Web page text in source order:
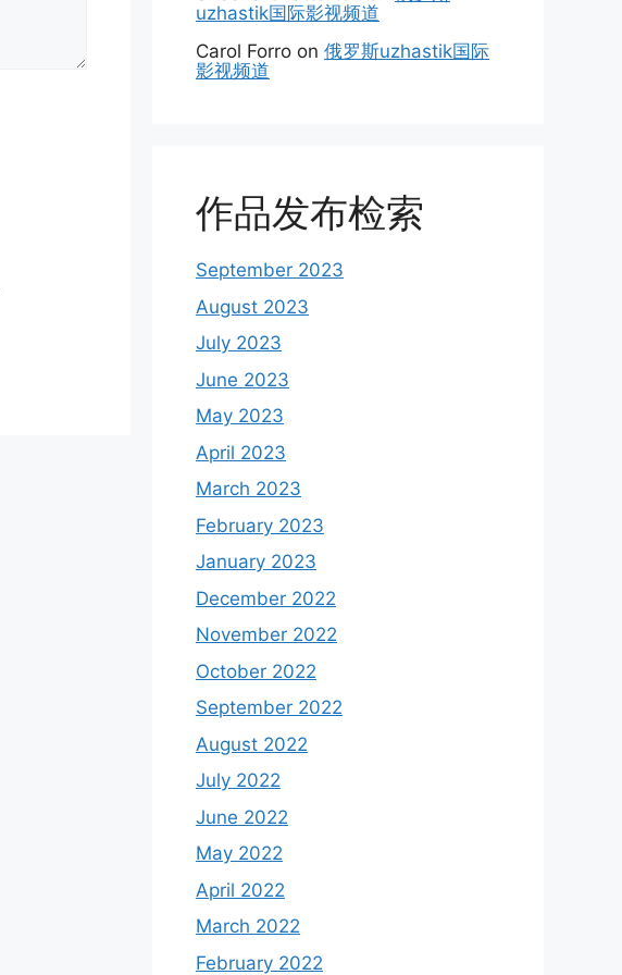
uzhastik国际影视频道
Carol Forro on 俄罗斯uzhastik国际
影视频道
作品发布检索
September 2023
August 2023
July 2023
June 2023
May 2023
April 2023
March 2023
February 2023
January 2023
December 2022
November 2022
October 2022
September 2022
August 2022
July 2022
June 2022
May 2022
April 2022
March 2022
February 2022